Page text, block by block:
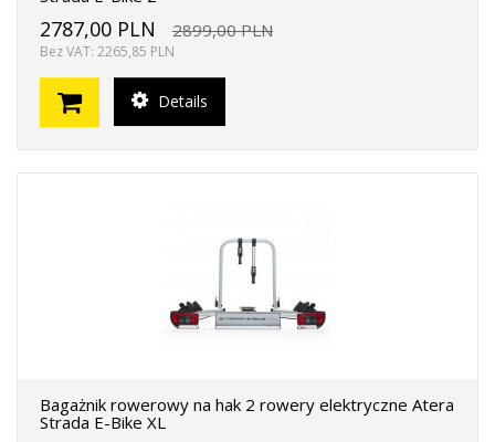
2787,00 PLN 2899,00 PLN
Bez VAT: 2265,85 PLN
Details
Bagażnik rowerowy na hak 2 rowery elektryczne Atera
Strada E-Bike XL